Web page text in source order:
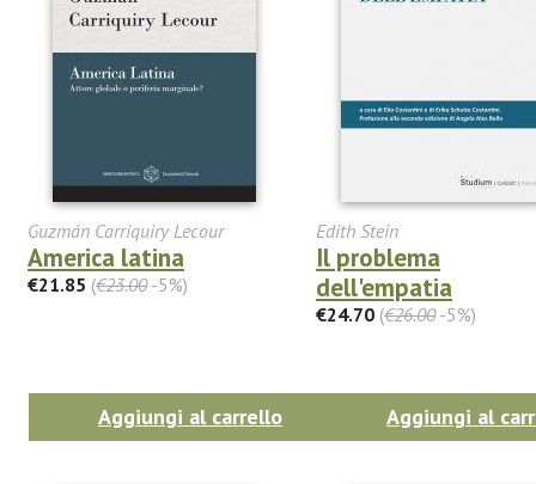
Guzmán Carriquiry Lecour
America latina
€21.85 (€23.00-5%)
Aggiungi al carrello
Edith Stein
Il problema
dell'empatia
€24.70 (€26.00-5%)
Aggiungi al